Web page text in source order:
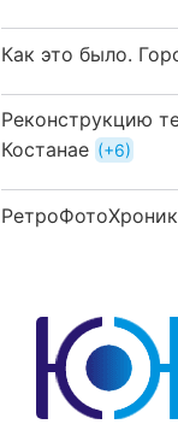
Как это было.
Реконструкцию
Костанае
+6